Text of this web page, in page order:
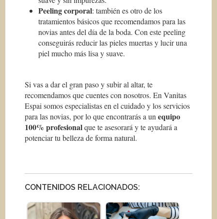
Peeling corporal: también es otro de los
tratamientos básicos que recomendamos para las
novias antes del día de la boda. Con este peeling
conseguirás reducir las pieles muertas y lucir una
piel mucho más lisa y suave.
Si vas a dar el gran paso y subir al altar, te
recomendamos que cuentes con nosotros. En Vanitas
Espai somos especialistas en el cuidado y los servicios
para las novias, por lo que encontrarás a unequipo
100% profesionalque te asesorará y te ayudará a
potenciar tu belleza de forma natural.
CONTENIDOS RELACIONADOS: